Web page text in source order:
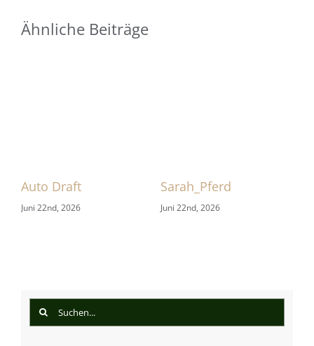
Ähnliche Beiträge
Auto Draft
Juni 22nd, 2026
Sarah_Pferd
Juni 22nd, 2026
Suche